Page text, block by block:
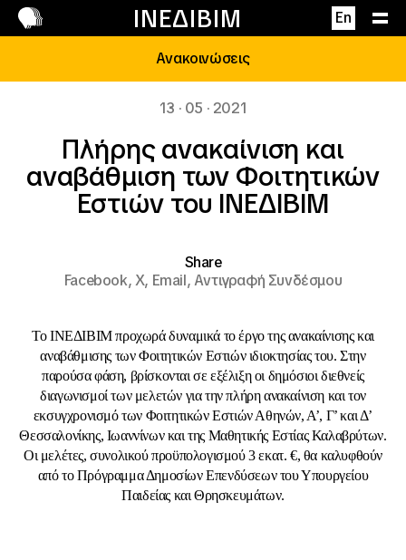
ΙΝΕΔΙΒΙΜ En
Επικοινωνία
Ανακοινώσεις
13 · 05 · 2021
Πλήρης ανακαίνιση και
αναβάθμιση των Φοιτητικών
Εστιών του ΙΝΕΔΙΒΙΜ
Share
Facebook,X, Email,Αντιγραφή Συνδέσμου
Το ΙΝΕΔΙΒΙΜ προχωρά δυναμικά το έργο της ανακαίνισης και
αναβάθμισης των Φοιτητικών Εστιών ιδιοκτησίας του. Στην
παρούσα φάση, βρίσκονται σε εξέλιξη οι δημόσιοι διεθνείς
διαγωνισμοί των μελετών για την πλήρη ανακαίνιση και τον
εκσυγχρονισμό των Φοιτητικών Εστιών Αθηνών, Α’, Γ’ και Δ’
Θεσσαλονίκης, Ιωαννίνων και της Μαθητικής Εστίας Καλαβρύτων.
Οι μελέτες, συνολικού προϋπολογισμού 3 εκατ. €, θα καλυφθούν
από το Πρόγραμμα Δημοσίων Επενδύσεων του Υπουργείου
Παιδείας και Θρησκευμάτων.